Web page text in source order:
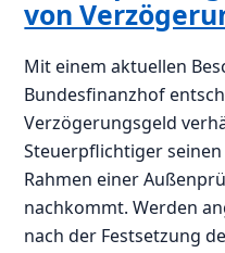
von
Mit einem aktuellen
Bundesfinanzhof
Verzögerungsgeld
Steuerpflichtiger
Rahmen einer
nachkommt. Werden
nach der Festsetzung